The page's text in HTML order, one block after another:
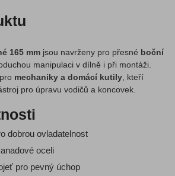
165 mm jsou navrženy pro přesné boční
manipulaci v dílně i při montáži.
mechaniky a domácí kutily , kteří
pro úpravu vodičů a koncovek.
dobrou ovladatelnost
oceli
pro pevný úchop